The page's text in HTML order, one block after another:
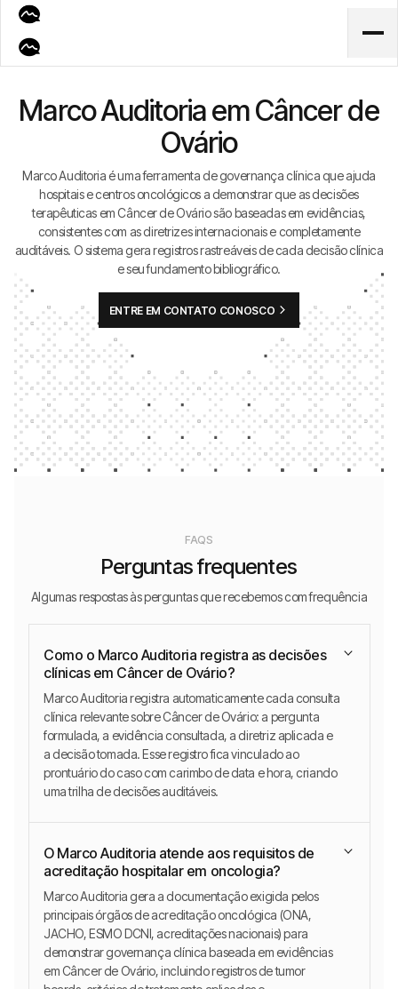
Marco Auditoria em Câncer de
Ovário
Marco Auditoria é uma ferramenta de governança clínica que ajuda
hospitais e centros oncológicos a demonstrar que as decisões
terapêuticas em Câncer de Ovário são baseadas em evidências,
consistentes com as diretrizes internacionais e completamente
auditáveis. O sistema gera registros rastreáveis de cada decisão clínica
e seu fundamento bibliográfico.
ENTRE EM CONTATO CONOSCO
FAQS
Perguntas frequentes
Algumas respostas às perguntas que recebemos com frequência
Como o Marco Auditoria registra as decisões
clínicas em Câncer de Ovário?
Marco Auditoria registra automaticamente cada consulta
clínica relevante sobre Câncer de Ovário: a pergunta
formulada, a evidência consultada, a diretriz aplicada e
a decisão tomada. Esse registro fica vinculado ao
prontuário do caso com carimbo de data e hora, criando
uma trilha de decisões auditáveis.
O Marco Auditoria atende aos requisitos de
acreditação hospitalar em oncologia?
Marco Auditoria gera a documentação exigida pelos
principais órgãos de acreditação oncológica (ONA,
JACHO, ESMO DCNI, acreditações nacionais) para
demonstrar governança clínica baseada em evidências
em Câncer de Ovário, incluindo registros de tumor